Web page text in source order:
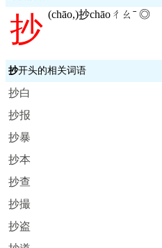
抄 (chāo,)抄chāoㄔㄠˉ ◎
抄开头的相关词语
抄白
抄报
抄暴
抄本
抄查
抄撮
抄盗